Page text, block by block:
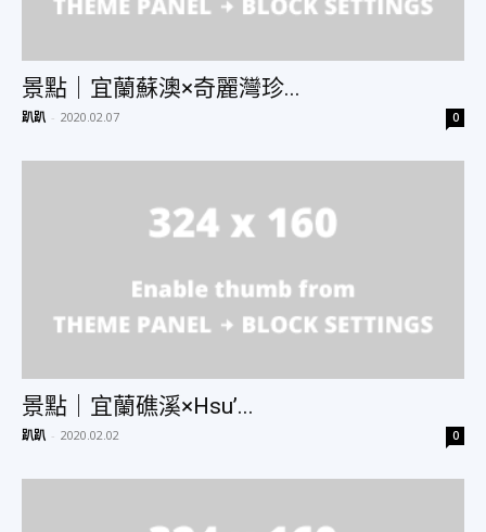
景點｜宜蘭蘇澳×奇麗灣珍...
趴趴 - 2020.02.07 0
景點｜宜蘭礁溪×Hsu’...
趴趴 - 2020.02.02 0